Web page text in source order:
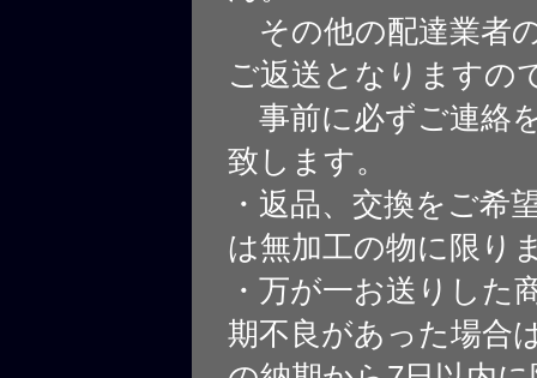
その他の配達業者
ご返送となりますの
事前に必ずご連絡
致します。
・返品、交換をご希
は無加工の物に限り
・万が一お送りした
期不良があった場合